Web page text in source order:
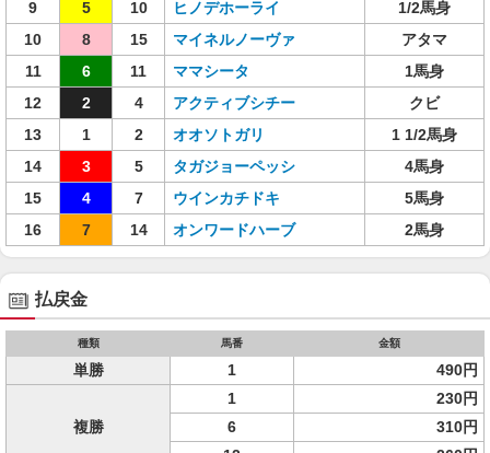
9
5 10 ヒノデホーライ
1/2馬身
10
8 15 マイネルノーヴァ
アタマ
11
6 11 ママシータ
1馬身
12
2 4 アクティブシチー
クビ
13
1 2 オオソトガリ
1 1/2馬身
14
3 5 タガジョーペッシ
4馬身
15
4 7 ウインカチドキ
5馬身
16
7 14 オンワードハーブ 2馬身
払戻金
種類 馬番 金額
単勝 1 490円
複勝
1
230円
6
310円